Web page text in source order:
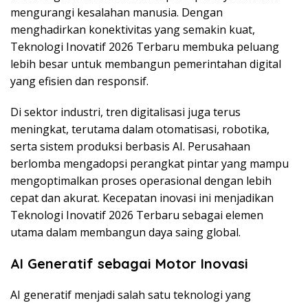
mengurangi kesalahan manusia. Dengan
menghadirkan konektivitas yang semakin kuat,
Teknologi Inovatif 2026 Terbaru membuka peluang
lebih besar untuk membangun pemerintahan digital
yang efisien dan responsif.
Di sektor industri, tren digitalisasi juga terus
meningkat, terutama dalam otomatisasi, robotika,
serta sistem produksi berbasis AI. Perusahaan
berlomba mengadopsi perangkat pintar yang mampu
mengoptimalkan proses operasional dengan lebih
cepat dan akurat. Kecepatan inovasi ini menjadikan
Teknologi Inovatif 2026 Terbaru sebagai elemen
utama dalam membangun daya saing global.
AI Generatif sebagai Motor Inovasi
AI generatif menjadi salah satu teknologi yang